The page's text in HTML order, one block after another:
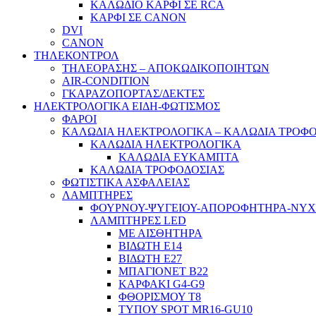
ΚΑΛΩΔΙΟ ΚΑΡΦΙ ΣΕ RCA
ΚΑΡΦΙ ΣΕ CANON
DVI
CANON
ΤΗΛΕΚΟΝΤΡΟΛ
ΤΗΛΕΟΡΑΣΗΣ – ΑΠΟΚΩΔΙΚΟΠΟΙΗΤΩΝ
AIR-CONDITION
ΓΚΑΡΑΖΟΠΟΡΤΑΣ/ΔΕΚΤΕΣ
ΗΛΕΚΤΡΟΛΟΓΙΚΑ ΕΙΔΗ-ΦΩΤΙΣΜΟΣ
ΦΑΡΟΙ
ΚΑΛΩΔΙΑ ΗΛΕΚΤΡΟΛΟΓΙΚΑ – ΚΑΛΩΔΙΑ
ΚΑΛΩΔΙΑ ΗΛΕΚΤΡΟΛΟΓΙΚΑ
ΚΑΛΩΔΙΑ ΕΥΚΑΜΠΤΑ
ΚΑΛΩΔΙΑ ΤΡΟΦΟΔΟΣΙΑΣ
ΦΩΤΙΣΤΙΚΑ ΑΣΦΑΛΕΙΑΣ
ΛΑΜΠΤΗΡΕΣ
ΦΟΥΡΝΟΥ-ΨΥΓΕΙΟΥ-ΑΠΟΡΟΦΗΤΗΡΑ-
ΛΑΜΠΤΗΡΕΣ LED
ΜΕ ΑΙΣΘΗΤΗΡΑ
ΒΙΔΩΤΗ Ε14
ΒΙΔΩΤΗ Ε27
ΜΠΑΓΙΟΝΕΤ Β22
ΚΑΡΦΑΚΙ G4-G9
ΦΘΟΡΙΣΜΟΥ Τ8
ΤΥΠΟΥ SPOT MR16-GU10